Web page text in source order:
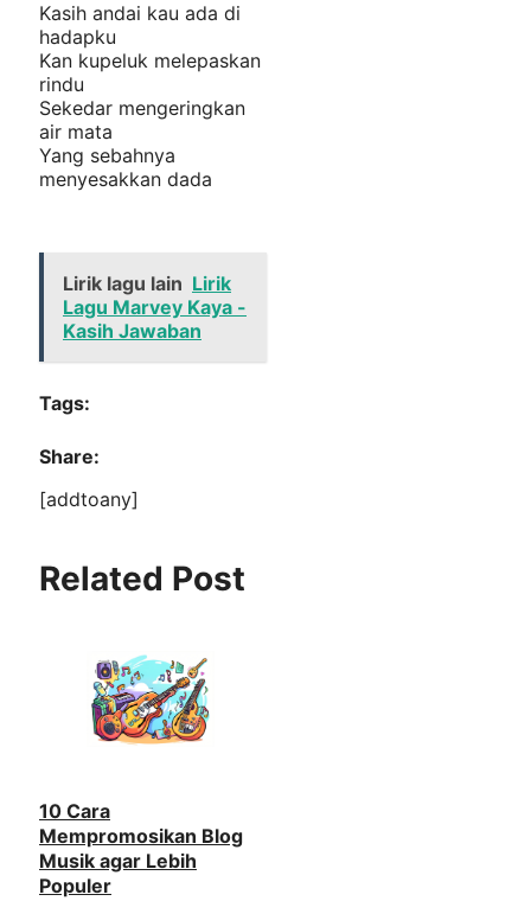
Kasih andai kau ada di
hadapku
Kan kupeluk melepaskan
rindu
Sekedar mengeringkan
air mata
Yang sebahnya
menyesakkan dada
Lirik lagu lain Lirik
Lagu Marvey Kaya -
Kasih Jawaban
Tags:
Share:
[addtoany]
Related Post
10 Cara
Mempromosikan Blog
Musik agar Lebih
Populer